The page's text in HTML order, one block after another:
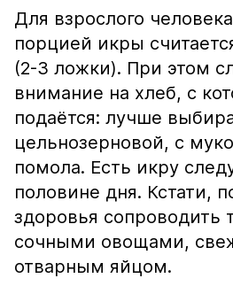
Для взрослого
порцией икры
(2-3 ложки). При этом
внимание на хлеб, с
подаётся: лучше
цельнозерновой, с
помола. Есть икру
половине дня. Кстати,
здоровья сопроводить
сочными овощами,
отварным яйцом.